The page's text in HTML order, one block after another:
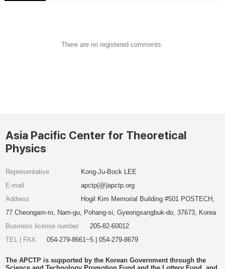
There are no registered comments.
Asia Pacific Center for Theoretical
Physics
Representative
Kong-Ju-Bock LEE
E-mail
apctp(@)apctp.org
Address
Hogil Kim Memorial Building #501 POSTECH,
77 Cheongam-ro, Nam-gu, Pohang-si, Gyeongsangbuk-do, 37673, Korea
Business license number
205-82-60012
TEL | FAX
054-279-8661~5 | 054-279-8679
The APCTP is supported by the Korean Government through the